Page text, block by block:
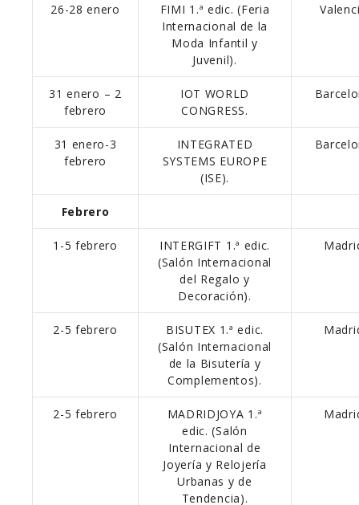
26-28 enero
FIMI 1.ª edic. (Feria
Internacional de la
Moda Infantil y
Juvenil).
31 enero – 2
febrero
IOT WORLD
CONGRESS.
31 enero-3
febrero
INTEGRATED
SYSTEMS EUROPE
(ISE).
Febrero
1-5 febrero
INTERGIFT 1.ª edic.
(Salón Internacional
del Regalo y
Decoración).
2-5 febrero
BISUTEX 1.ª edic.
(Salón Internacional
de la Bisutería y
Complementos).
2-5 febrero
MADRIDJOYA 1.ª
edic. (Salón
Internacional de
Joyería y Relojería
Urbanas y de
Tendencia).